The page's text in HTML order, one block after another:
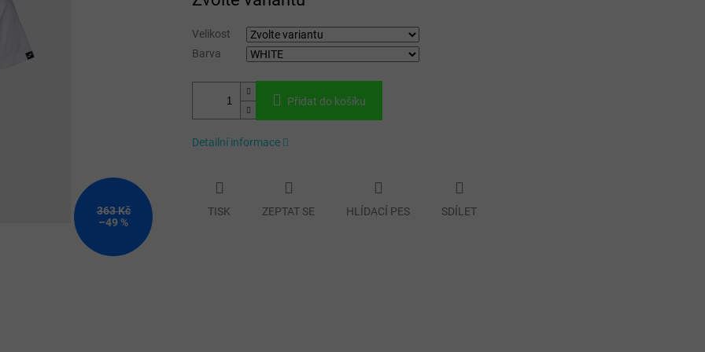
363 Kč
–49 %
Velikost
Barva
Přidat do košíku
Detailní informace
TISK ZEPTAT SE HLÍDACÍ PES SDÍLET